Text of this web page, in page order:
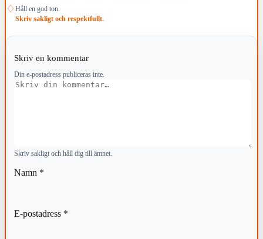
♢ Håll en god ton.
Skriv sakligt och respektfullt.
Skriv en kommentar
Din e-postadress publiceras inte.
Kommentar
Skriv sakligt och håll dig till ämnet.
Namn *
E-postadress *